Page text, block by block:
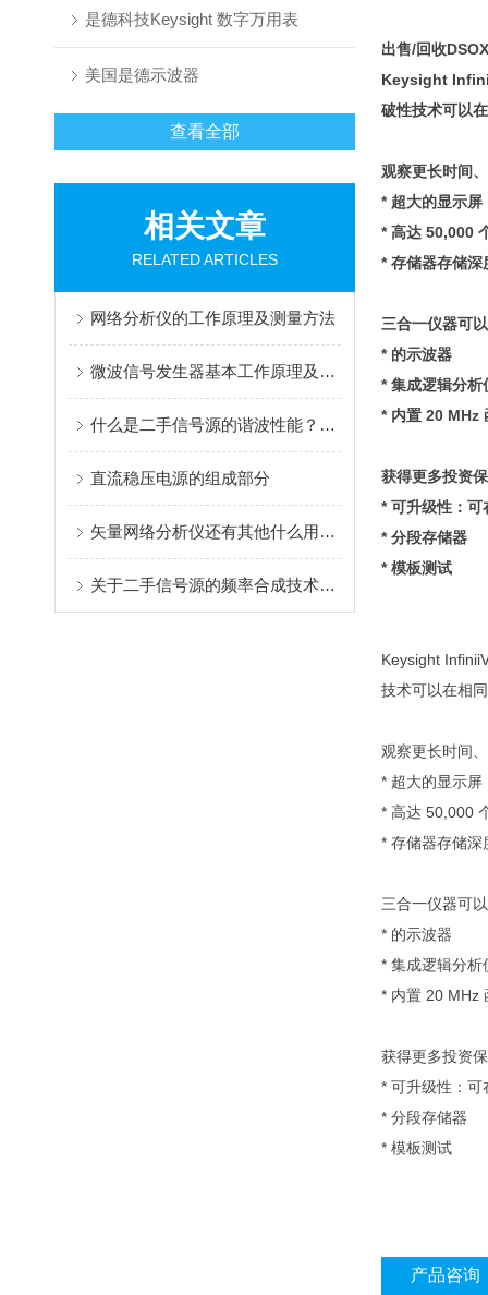
是德科技Keysight 数字万用表
美国是德示波器
查看全部
相关文章
RELATED ARTICLES
网络分析仪的工作原理及测量方法
微波信号发生器基本工作原理及其指标概述
什么是二手信号源的谐波性能？你了解多少
直流稳压电源的组成部分
矢量网络分析仪还有其他什么用途？
关于二手信号源的频率合成技术，你都了解多少呢
出售/回收
Keysight
破性技术可以
观察更长时间
* 超大的显示屏
* 高达 50,000
* 存储器存储
三合一仪器可
* 的示波器
* 集成逻辑分析
* 内置 20 MHz
获得更多投资
* 可升级性：
* 分段存储器
* 模板测试
Keysight
技术可以在相
观察更长时间
* 超大的显示屏
* 高达 50,000
* 存储器存储深
三合一仪器可
* 的示波器
* 集成逻辑分析
* 内置 20 MHz
获得更多投资
* 可升级性：可
* 分段存储器
* 模板测试
产品咨询